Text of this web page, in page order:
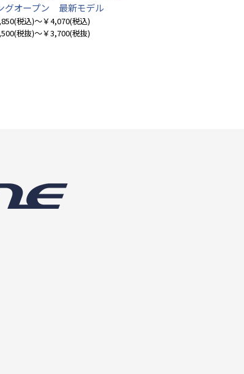
グオープン 最新モデル
(税込)～￥4,070(税込)
(税抜)～￥3,700(税抜)
お買い物を続ける